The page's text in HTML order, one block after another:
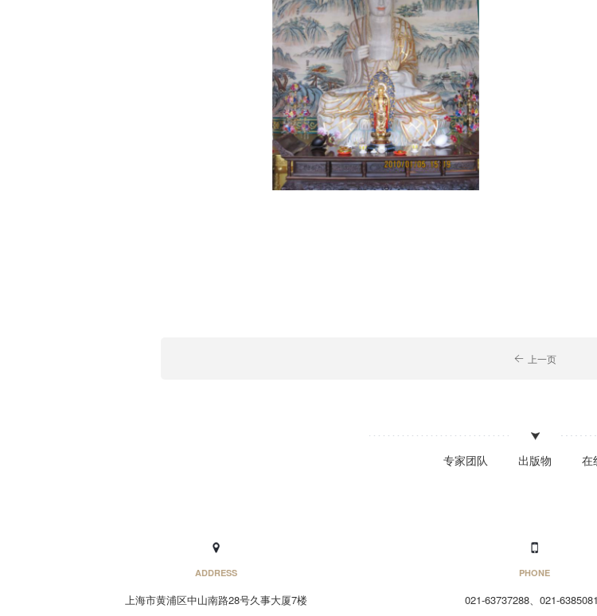
上一页
专家团队 出版物 在
ADDRESS
上海市黄浦区中山南路28号久事大厦7楼
PHONE
021-63737288、021-